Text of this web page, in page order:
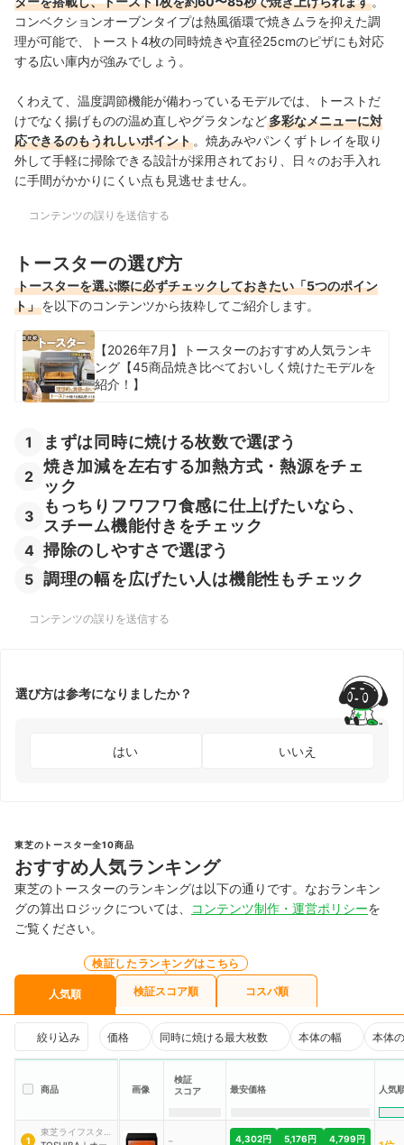
コンベクションオーブンタイプは熱風循環で焼きムラを抑えた調
理が可能で、トースト4枚の同時焼きや直径25cmのピザにも対応
する広い庫内が強みでしょう。
くわえて、温度調節機能が備わっているモデルでは、トーストだ
けでなく揚げものの温め直しやグラタンなど多彩なメニューに対
応できるのもうれしいポイント 。焼あみやパンくずトレイを取り
外して手軽に掃除できる設計が採用されており、日々のお手入れ
に手間がかかりにくい点も見逃せません。
コンテンツの誤りを送信する
トースターの選び方
トースターを選ぶ際に必ずチェックしておきたい「5つのポイン
ト」を以下のコンテンツから抜粋してご紹介します。
【2026年7月】トースターのおすすめ人気ランキ
ング【45商品焼き比べておいしく焼けたモデルを
紹介！】
1 まずは同時に焼ける枚数で選ぼう
2
焼き加減を左右する加熱方式・熱源をチェ
ック
3
もっちりフワフワ食感に仕上げたいなら、
スチーム機能付きをチェック
4 掃除のしやすさで選ぼう
5 調理の幅を広げたい人は機能性もチェック
コンテンツの誤りを送信する
選び方は参考になりましたか？
はい いいえ
東芝のトースター全10商品
おすすめ人気ランキング
東芝のトースターのランキングは以下の通りです。なおランキン
グの算出ロジックについては、
コンテンツ制作・運営ポリシーを
ご覧ください。
人気順
検証したランキングはこちら
検証スコア順 コスパ順
絞り込み 価格 同時に焼ける最大枚数 本体の幅 本体
商品 画像
検証
スコア
最安価格 人気
1
東芝ライフスタイ
-
4,302円
5,176円
4,799円